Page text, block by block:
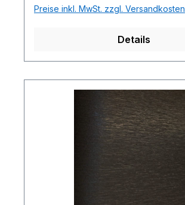
Preise inkl. MwSt. zzgl. Versandkosten
Details